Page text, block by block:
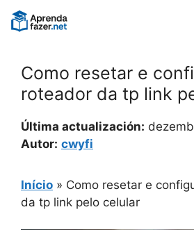
Pular
para
Como resetar e
roteador da tp link
Última actualización:
Autor: cwyfi
Início » Como resetar e
da tp link pelo celular